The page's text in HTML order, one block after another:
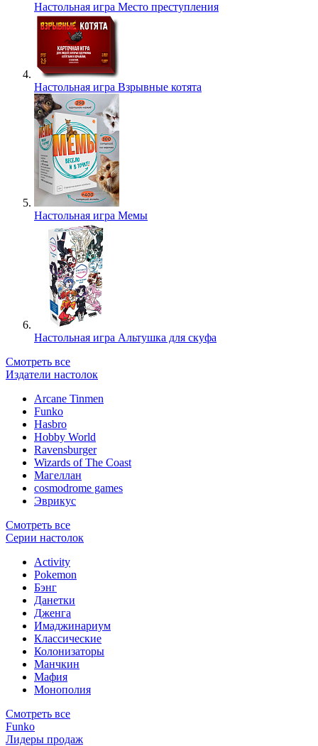
Настольная игра Место преступления
Настольная игра Взрывные котята
Настольная игра Мемы
Настольная игра Альтушка для скуфа
Смотреть все
Издатели настолок
Arcane Tinmen
Funko
Hasbro
Hobby World
Ravensburger
Wizards of The Coast
Магеллан
сosmodrome games
Эврикус
Смотреть все
Серии настолок
Activity
Pokemon
Бэнг
Данетки
Дженга
Имаджинариум
Классические
Колонизаторы
Манчкин
Мафия
Монополия
Смотреть все
Funko
Лидеры продаж